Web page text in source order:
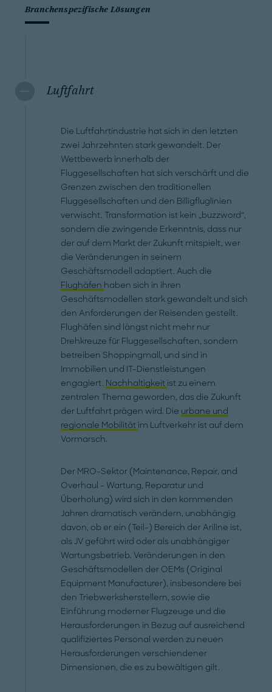
Branchenspezifische Lösungen
Luftfahrt
Die Luftfahrtindustrie hat sich in den letzten
zwei Jahrzehnten stark gewandelt. Der
Wettbewerb innerhalb der
Fluggesellschaften hat sich verschärft und die
Grenzen zwischen den traditionellen
Fluggesellschaften und den Billigfluglinien
verwischt. Transformation ist kein „buzzword“,
sondern die zwingende Erkenntnis, dass nur
der auf dem Markt der Zukunft mitspielt, wer
die Veränderungen in seinem
Geschäftsmodell adaptiert. Auch die
Flughäfen haben sich in ihren
Geschäftsmodellen stark gewandelt und sich
den Anforderungen der Reisenden gestellt.
Flughäfen sind längst nicht mehr nur
Drehkreuze für Fluggesellschaften, sondern
betreiben Shoppingmall, und sind in
Immobilien und IT-Dienstleistungen
engagiert. Nachhaltigkeit ist zu einem
zentralen Thema geworden, das die Zukunft
der Luftfahrt prägen wird. Die urbane und
regionale Mobilität im Luftverkehr ist auf dem
Vormarsch.
Der MRO-Sektor (Maintenance, Repair, and
Overhaul - Wartung, Reparatur und
Überholung) wird sich in den kommenden
Jahren dramatisch verändern, unabhängig
davon, ob er ein (Teil-) Bereich der Ariline ist,
als JV geführt wird oder als unabhängiger
Wartungsbetrieb. Veränderungen in den
Geschäftsmodellen der OEMs (Original
Equipment Manufacturer), insbesondere bei
den Triebwerksherstellern, sowie die
Einführung moderner Flugzeuge und die
Herausforderungen in Bezug auf ausreichend
qualifiziertes Personal werden zu neuen
Herausforderungen verschiendener
Dimensionen, die es zu bewältigen gilt.